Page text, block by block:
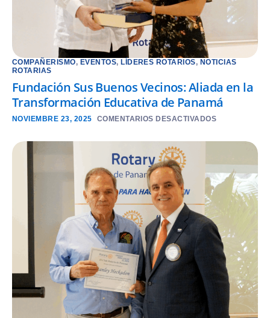
COMPAÑERISMO, EVENTOS, LÍDERES ROTARIOS, NOTICIAS
ROTARIAS
Fundación Sus Buenos Vecinos: Aliada en la
Transformación Educativa de Panamá
NOVIEMBRE 23, 2025 COMENTARIOS DESACTIVADOS